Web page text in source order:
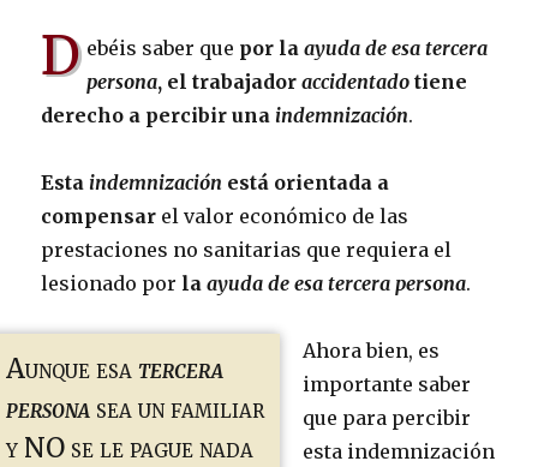
D ebéis saber que por la ayuda de esa tercera
persona, el trabajador accidentadotiene
derecho a percibir una indemnización.
Esta indemnización está orientada a
compensar el valor económico de las
prestaciones no sanitarias que requiera el
lesionado por laayuda de esa tercera persona.
Aunque esatercera
personasea un familiar
y NO se le pague nada
Ahora bien, es
importante saber
que para percibir
esta indemnización